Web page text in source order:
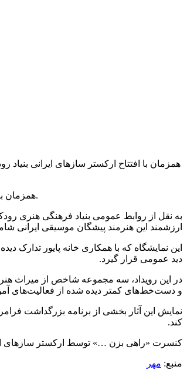
همزمان با افتتاح ارکستر سازهای ایرانی
همزمان با افتتاح ارکستر سازهای ایرانی بنیاد رودکی مجموعه‌ای از اسناد و آثار ارزشمند مرحوم فرامرز پایور در سالن انتظار تالار وحدت تهران به نمایش گذاشته می‌شود.
به نقل از روابط عمومی بنیاد فرهنگی هنری
ارزشمند این هنرمند پیشگان موسیقی ایرانی شامگاه سه شنبه ۱۸ آذر در لابی تالار وحدت با همکاری
این نمایشگاه که با همکاری خانه پایور
دید عمومی قرار گیرد.
در این رویداد، سه مجموعه شاخص از میراث
و دست‌خط‌های کمتر دیده شده از فعالیت‌های
نمایش این آثار بخشی از برنامه بزرگداشت
کند.
کنسرت «راهی بزن …» توسط ارکستر سازهای ایرانی ساعت ۲۱:۳۰ شامگاه سه‌شنبه ۱۸ آذر در تالار وحدت برگزار می‌شود. علاقه‌مندان می‌توانند برای تهیه
منبع: مهر